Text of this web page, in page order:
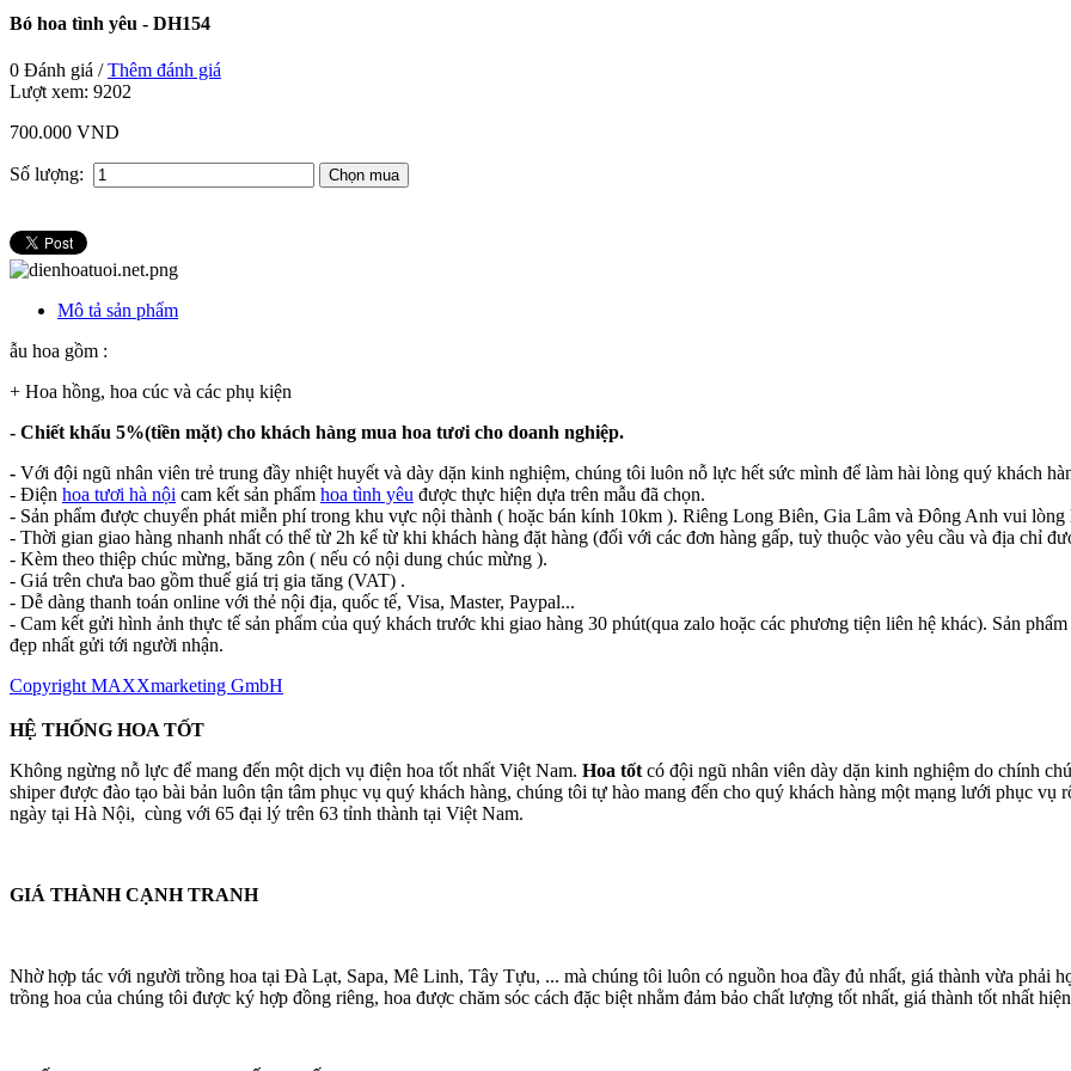
Bó hoa tình yêu - DH154
0 Đánh giá /Thêm đánh giá
Lượt xem: 9202
700.000 VND
Số lượng:
Mô tả sản phẩm
ẫu hoa gồm :
+ Hoa hồng, hoa cúc và các phụ kiện
- Chiết khấu 5%(tiền mặt) cho khách hàng mua hoa tươi cho doanh nghiệp.
- Với đội ngũ nhân viên trẻ trung đầy nhiệt huyết và dày dặn kinh nghiệm, chúng tôi luôn nỗ lực hết sức mình để làm hài lòng quý khách
- Điện hoa tươi hà nội cam kết sản phẩm hoa tình yêu được thực hiện dựa trên mẫu đã chọn.
- Sản phẩm được chuyển phát miễn phí trong khu vực nội thành ( hoặc bán kính 10km ). Riêng Long Biên, Gia Lâm và Đông Anh vui lòng
- Thời gian giao hàng nhanh nhất có thể từ 2h kể từ khi khách hàng đặt hàng (đối với các đơn hàng gấp, tuỳ thuộc vào yêu cầu và địa chỉ
- Kèm theo thiệp chúc mừng, băng zôn ( nếu có nội dung chúc mừng ).
- Giá trên chưa bao gồm thuế giá trị gia tăng (VAT) .
- Dễ dàng thanh toán online với thẻ nội địa, quốc tế, Visa, Master, Paypal...
- Cam kết gửi hình ảnh thực tế sản phẩm của quý khách trước khi giao hàng 30 phút(qua zalo hoặc các phương tiện liên hệ khác). Sản
đẹp nhất gửi tới người nhận.
Copyright MAXXmarketing GmbH
HỆ THỐNG HOA TỐT
Không ngừng nỗ lực để mang đến một dịch vụ điện hoa tốt nhất Việt Nam. Hoa tốt có đội ngũ nhân viên dày dặn kinh nghiệm do chính
shiper được đào tạo bài bản luôn tận tâm phục vụ quý khách hàng, chúng tôi tự hào mang đến cho quý khách hàng một mạng lưới phục vụ
ngày tại Hà Nội, cùng với 65 đại lý trên 63 tỉnh thành tại Việt Nam.
GIÁ THÀNH CẠNH TRANH
Nhờ hợp tác với người trồng hoa tại Đà Lạt, Sapa, Mê Linh, Tây Tựu, ... mà chúng tôi luôn có nguồn hoa đầy đủ nhất, giá thành vừa phải
trồng hoa của chúng tôi được ký hợp đồng riêng, hoa được chăm sóc cách đặc biệt nhằm đảm bảo chất lượng tốt nhất, giá thành tốt nhất